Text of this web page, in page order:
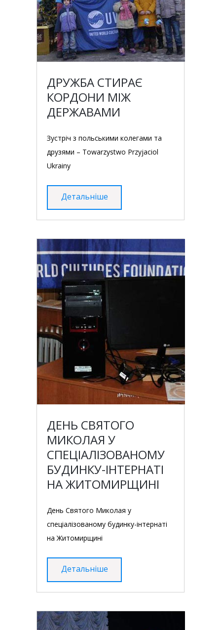
ДРУЖБА СТИРАЄ
КОРДОНИ МІЖ
ДЕРЖАВАМИ
Зустріч з польськими колегами та
друзями – Towarzystwo Przyjaciol
Ukrainy
Детальніше
ДЕНЬ СВЯТОГО
МИКОЛАЯ У
СПЕЦІАЛІЗОВАНОМУ
БУДИНКУ-ІНТЕРНАТІ
НА ЖИТОМИРЩИНІ
День Святого Миколая у
спеціалізованому будинку-інтернаті
на Житомирщині
Детальніше